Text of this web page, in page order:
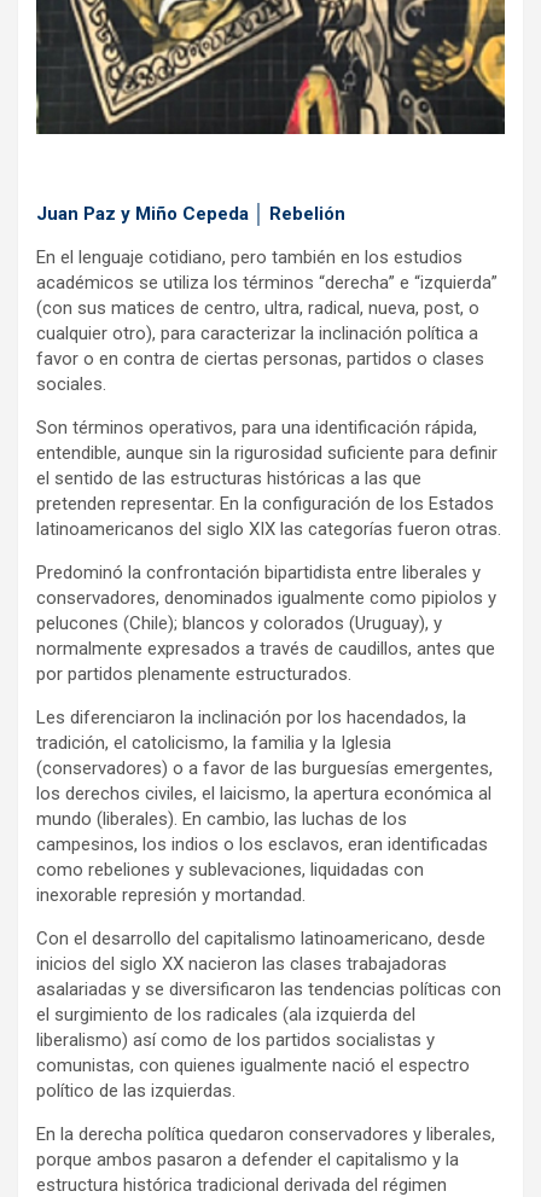
Juan Paz y Miño Cepeda │ Rebelión
En el lenguaje cotidiano, pero también en los estudios
académicos se utiliza los términos “derecha” e “izquierda”
(con sus matices de centro, ultra, radical, nueva, post, o
cualquier otro), para caracterizar la inclinación política a
favor o en contra de ciertas personas, partidos o clases
sociales.
Son términos operativos, para una identificación rápida,
entendible, aunque sin la rigurosidad suficiente para definir
el sentido de las estructuras históricas a las que
pretenden representar. En la configuración de los Estados
latinoamericanos del siglo XIX las categorías fueron otras.
Predominó la confrontación bipartidista entre liberales y
conservadores, denominados igualmente como pipiolos y
pelucones (Chile); blancos y colorados (Uruguay), y
normalmente expresados a través de caudillos, antes que
por partidos plenamente estructurados.
Les diferenciaron la inclinación por los hacendados, la
tradición, el catolicismo, la familia y la Iglesia
(conservadores) o a favor de las burguesías emergentes,
los derechos civiles, el laicismo, la apertura económica al
mundo (liberales). En cambio, las luchas de los
campesinos, los indios o los esclavos, eran identificadas
como rebeliones y sublevaciones, liquidadas con
inexorable represión y mortandad.
Con el desarrollo del capitalismo latinoamericano, desde
inicios del siglo XX nacieron las clases trabajadoras
asalariadas y se diversificaron las tendencias políticas con
el surgimiento de los radicales (ala izquierda del
liberalismo) así como de los partidos socialistas y
comunistas, con quienes igualmente nació el espectro
político de las izquierdas.
En la derecha política quedaron conservadores y liberales,
porque ambos pasaron a defender el capitalismo y la
estructura histórica tradicional derivada del régimen